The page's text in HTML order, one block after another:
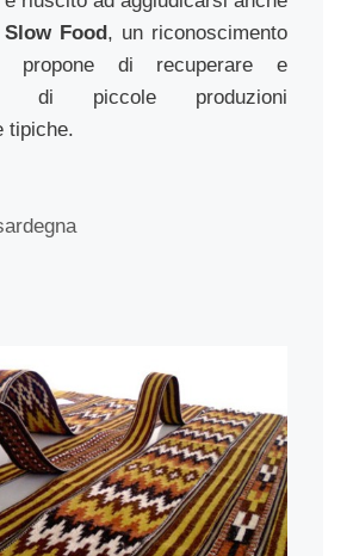
Food , un riconoscimento
di recuperare e
di piccole produzioni
tipiche.